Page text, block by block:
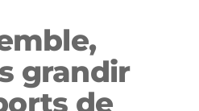
grandir
de